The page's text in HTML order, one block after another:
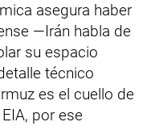
asegura haber
—Irán habla de
su espacio
técnico
es el cuello de
por ese